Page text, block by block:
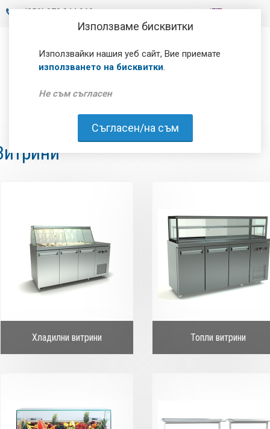
Използваме бисквитки
Използвайки нашия уеб сайт, Вие приемате
използването на бисквитки.
Не съм съгласен
Съгласен/на съм
+(359) 878 844 060
Хладилни витрини Топли витрини